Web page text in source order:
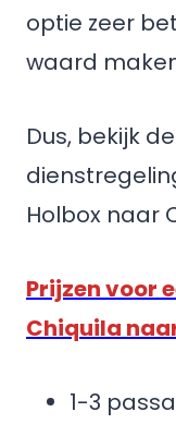
optie zeer
waard
Dus, bekijk
Holbox naar
Prijzen voor
Chiquila
1-3